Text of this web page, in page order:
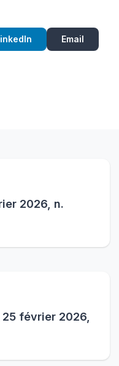
Email
2026, n.
25 février 2026,